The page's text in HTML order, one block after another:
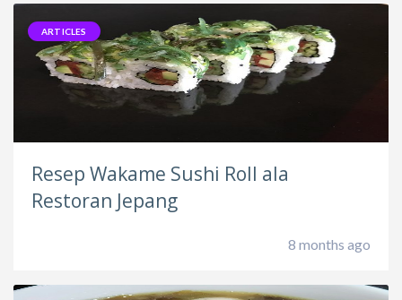
ARTICLES
Resep Wakame Sushi Roll ala
Restoran Jepang
8 months ago